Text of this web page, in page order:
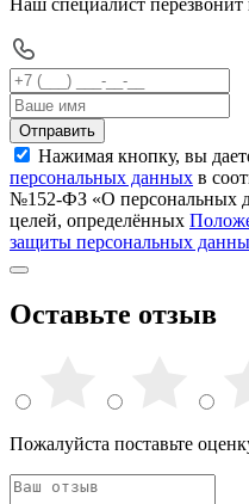
Наш специалист перезвонит
Отправить
Нажимая кнопку, вы
персональных данных в
№152-ФЗ «О персональных
целей, определённых
защиты персональных
Оставьте отзыв
Пожалуйста поставьте